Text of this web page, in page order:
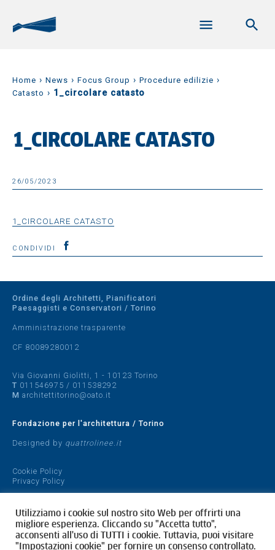
Home › News › Focus Group › Procedure edilizie ›
Catasto › 1_circolare catasto
1_CIRCOLARE CATASTO
26/05/2023
1_CIRCOLARE CATASTO
CONDIVIDI
Ordine degli Architetti, Pianificatori
Paesaggisti e Conservatori / Torino
Amministrazione trasparente
CF 80089280012
Via Giovanni Giolitti, 1 - 10123 Torino
T 011546975 / 011538292
M architettitorino@oato.it
Fondazione per l'architettura / Torino
Designed by quattrolinee.it
Cookie Policy
Privacy Policy
Utilizziamo i cookie sul nostro sito Web per offrirti una
migliore esperienza. Cliccando su "Accetta tutto",
acconsenti all'uso di TUTTI i cookie. Tuttavia, puoi visitare
"Impostazioni cookie" per fornire un consenso controllato.